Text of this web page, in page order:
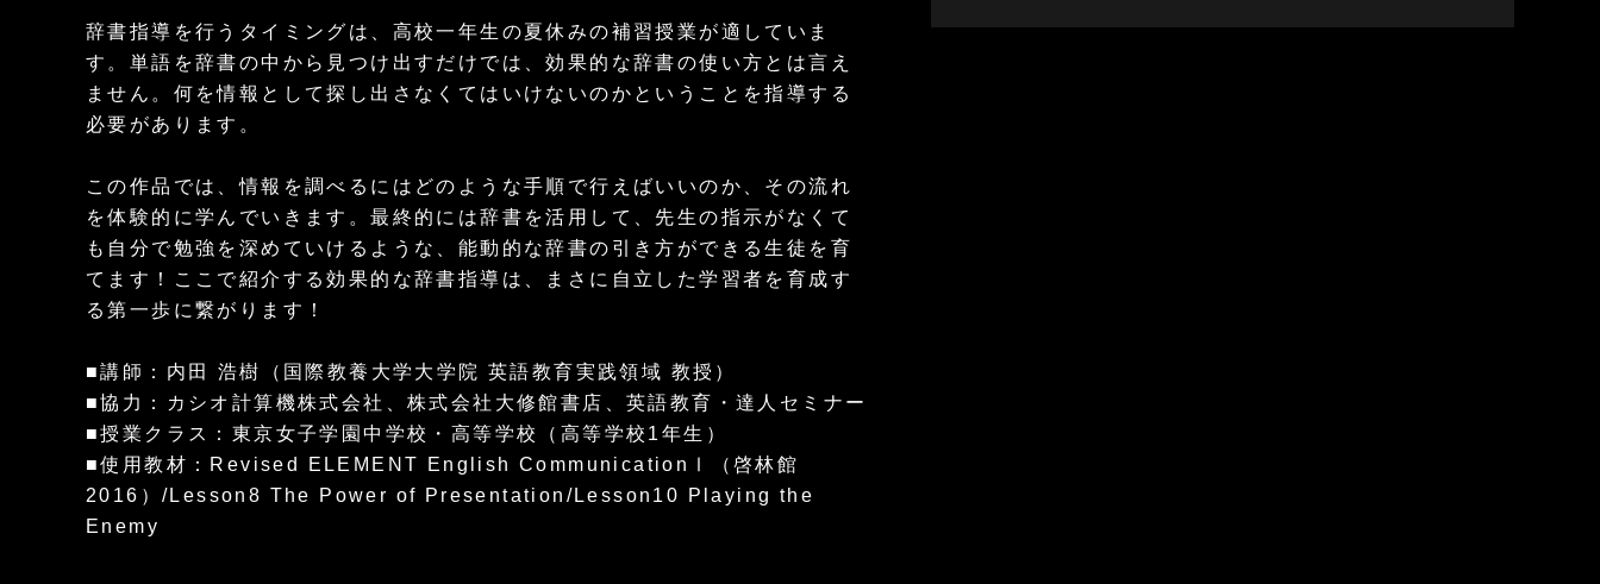
辞書指導を行うタイミングは、高校一年生の夏休みの補習授業が適していま
す。単語を辞書の中から見つけ出すだけでは、効果的な辞書の使い方とは言え
ません。何を情報として探し出さなくてはいけないのかということを指導する
必要があります。
この作品では、情報を調べるにはどのような手順で行えばいいのか、その流れ
を体験的に学んでいきます。最終的には辞書を活用して、先生の指示がなくて
も自分で勉強を深めていけるような、能動的な辞書の引き方ができる生徒を育
てます！ここで紹介する効果的な辞書指導は、まさに自立した学習者を育成す
る第一歩に繋がります！
■講師：内田 浩樹（国際教養大学大学院 英語教育実践領域 教授）
■協力：カシオ計算機株式会社、株式会社大修館書店、英語教育・達人セミナー
■授業クラス：東京女子学園中学校・高等学校（高等学校1年生）
■使用教材：Revised ELEMENT English CommunicationⅠ（啓林館
2016）/Lesson8 The Power of Presentation/Lesson10 Playing the
Enemy